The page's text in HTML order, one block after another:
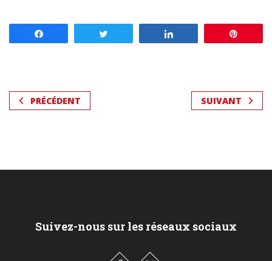
PRÉCÉDENT SUIVANT
Suivez-nous sur les réseaux sociaux